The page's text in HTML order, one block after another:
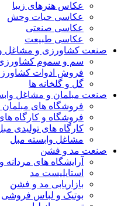
عکاس هنرهای زیبا
عکاسی حیات وحش
عکاسی صنعتی
عکاسی طبیعت
صنعت کشاورزی و مشاغل
سم و سموم کشاورزی
فروش ادوات کشاورزی
گل و گلخانه ها
صنعت مبلمان و مشاغل وابسته
فروشگاه های مبلمان
فروشگاه و کارگاه های
کارگاه های تولیدی مبل
مشاغل وابسته مبل
صنعت مد و فشن
آرایشگاه های مردانه و
استایلیست مد
بازاریابی مد و فشن
بوتیک و لباس فروشی